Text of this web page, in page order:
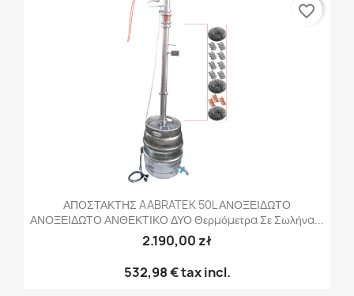
ΑΠΟΣΤΑΚΤΗΣ AABRATEK 50L ΑΝΟΞΕΙΔΩΤΟ
ΑΝΟΞΕΙΔΩΤΟ ΑΝΘΕΚΤΙΚΟ ΔΥΟ Θερμόμετρα Σε Σωλήνα...
2.190,00 zł
532,98 €tax incl.
favorite_border